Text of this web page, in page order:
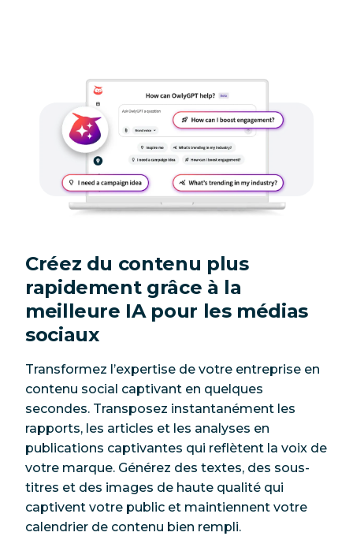
Créez du contenu plus
rapidement grâce à la
meilleure IA pour les médias
sociaux
Transformez l’expertise de votre entreprise en
contenu social captivant en quelques
secondes. Transposez instantanément les
rapports, les articles et les analyses en
publications captivantes qui reflètent la voix de
votre marque. Générez des textes, des sous-
titres et des images de haute qualité qui
captivent votre public et maintiennent votre
calendrier de contenu bien rempli.